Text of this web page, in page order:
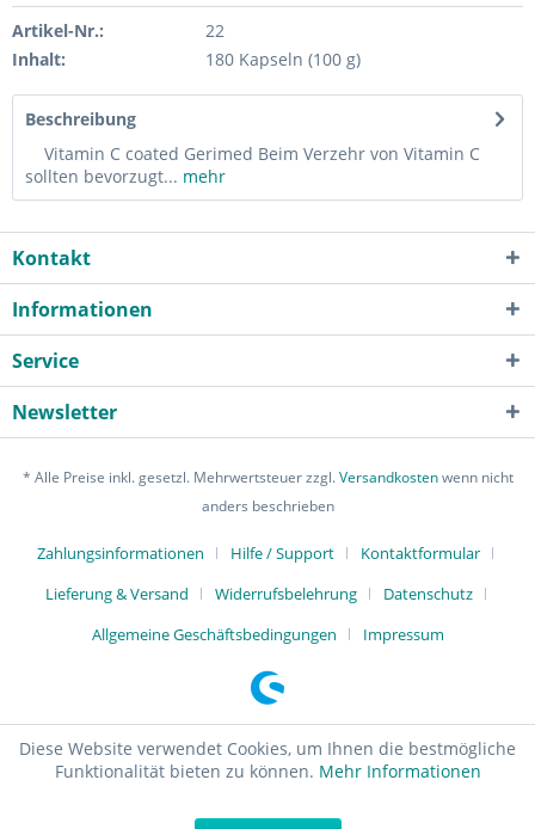
Artikel-Nr.:
22
Inhalt:
180 Kapseln (100 g)
Beschreibung
Vitamin C coated Gerimed Beim Verzehr von Vitamin C
sollten bevorzugt... mehr
Kontakt
Informationen
Service
Newsletter
* Alle Preise inkl. gesetzl. Mehrwertsteuer zzgl.Versandkostenwenn nicht
anders beschrieben
Zahlungsinformationen Hilfe / Support
Kontaktformular
Lieferung & Versand
Widerrufsbelehrung
Datenschutz
Allgemeine Geschäftsbedingungen
Impressum
Diese Website verwendet Cookies, um Ihnen die bestmögliche
Funktionalität bieten zu können. Mehr Informationen